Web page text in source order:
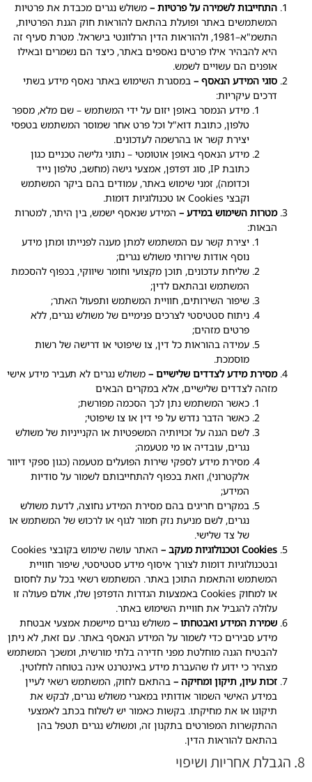
התחייבות לשמירה על פרטיות – משולש נגרים מכבדת את פרטיות
המשתמשים באתר ופועלת בהתאם להוראות חוק הגנת הפרטיות,
התשמ"א–1981, ולהוראות הדין הרלוונטי בישראל. מטרת סעיף זה
היא להבהיר אילו פרטים נאספים באתר, כיצד הם נשמרים ובאילו
אופנים הם עשויים לשמש.
סוגי המידע הנאסף – במסגרת השימוש באתר נאסף מידע בשתי
דרכים עיקריות:
מידע הנמסר באופן יזום על ידי המשתמש – שם מלא, מספר
טלפון, כתובת דוא"ל וכל פרט אחר שמוסר המשתמש בטפסי
יצירת קשר או בהרשמה לעדכונים.
מידע הנאסף באופן אוטומטי – נתוני גלישה טכניים כגון
כתובת IP, סוג דפדפן, אמצעי גישה (מחשב, טלפון נייד
וכדומה), זמני שימוש באתר, עמודים בהם ביקר המשתמש
וקבצי Cookies או טכנולוגיות דומות.
מטרות השימוש במידע – המידע שנאסף ישמש, בין היתר, למטרות
הבאות:
יצירת קשר עם המשתמש למתן מענה לפנייתו ומתן מידע
נוסף אודות שירותי משולש נגרים;
שליחת עדכונים, תוכן מקצועי וחומר שיווקי, בכפוף להסכמת
המשתמש ובהתאם לדין;
שיפור השירותים, חוויית המשתמש ותפעול האתר;
ניתוח סטטיסטי לצרכים פנימיים של משולש נגרים, ללא
פרטים מזהים;
עמידה בהוראות כל דין, צו שיפוטי או דרישה של רשות
מוסמכת.
מסירת מידע לצדדים שלישיים – משולש נגרים לא תעביר מידע אישי
מזהה לצדדים שלישיים, אלא במקרים הבאים
כאשר המשתמש נתן לכך הסכמה מפורשת;
כאשר הדבר נדרש על פי דין או צו שיפוטי;
לשם הגנה על זכויותיה המשפטיות או הקנייניות של משולש
נגרים, עובדיה או מי מטעמה;
מסירת מידע לספקי שירות הפועלים מטעמה (כגון ספקי דיוור
אלקטרוני), וזאת בכפוף להתחייבותם לשמור על סודיות
המידע;
במקרים חריגים בהם מסירת המידע נחוצה, לדעת משולש
נגרים, לשם מניעת נזק חמור לגוף או לרכוש של המשתמש או
של צד שלישי.
Cookies וטכנולוגיות מעקב –
האתר עושה שימוש בקובצי Cookies
ובטכנולוגיות דומות לצורך איסוף מידע סטטיסטי, שיפור חוויית
המשתמש והתאמת התוכן באתר. המשתמש רשאי בכל עת לחסום
או למחוק Cookies באמצעות הגדרות הדפדפן שלו, אולם פעולה זו
עלולה להגביל את חוויית השימוש באתר.
שמירת המידע ואבטחתו – משולש נגרים מיישמת אמצעי אבטחת
מידע סבירים כדי לשמור על המידע הנאסף באתר. עם זאת, לא ניתן
להבטיח הגנה מוחלטת מפני חדירה בלתי מורשית, ומשכך המשתמש
מצהיר כי ידוע לו שהעברת מידע באינטרנט אינה בטוחה לחלוטין.
זכות עיון, תיקון ומחיקה – בהתאם לחוק, המשתמש רשאי לעיין
במידע האישי השמור אודותיו במאגרי משולש נגרים, לבקש את
תיקונו או את מחיקתו. בקשות כאמור יש לשלוח בכתב לאמצעי
ההתקשרות המפורטים בתקנון זה, ומשולש נגרים תטפל בהן
בהתאם להוראות הדין.
8. הגבלת אחריות ושיפוי